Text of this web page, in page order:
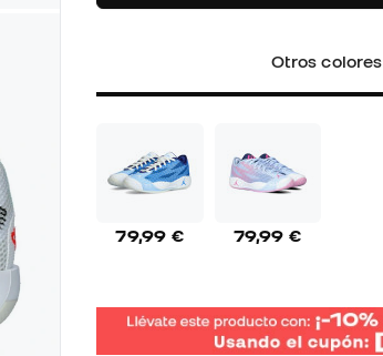
Otros colores
79,99 € 79,99 €